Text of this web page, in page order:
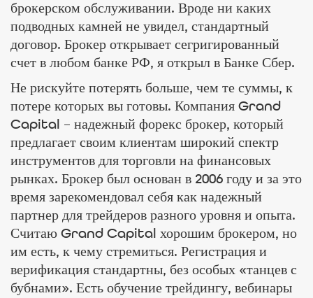
брокерском обслуживании. Вроде ни каких
подводных камней не увидел, стандартный
договор. Брокер открывает сегригированный
счет в любом банке РФ, я открыл в Банке Сбер.
Не рискуйте потерять больше, чем те суммы, к
потере которых вы готовы. Компания Grand
Capital – надежный форекс брокер, который
предлагает своим клиентам широкий спектр
инструментов для торговли на финансовых
рынках. Брокер был основан в 2006 году и за это
время зарекомендовал себя как надежный
партнер для трейдеров разного уровня и опыта.
Считаю Grand Capital хорошим брокером, но
им есть, к чему стремиться. Регистрация и
верификация стандартны, без особых «танцев с
бубнами». Есть обучение трейдингу, вебинары